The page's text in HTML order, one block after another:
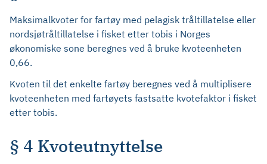
Maksimalkvoter for fartøy med pelagisk tråltillatelse eller
nordsjøtråltillatelse i fisket etter tobis i Norges
økonomiske sone beregnes ved å bruke kvoteenheten
0,66.
Kvoten til det enkelte fartøy beregnes ved å multiplisere
kvoteenheten med fartøyets fastsatte kvotefaktor i fisket
etter tobis.
§ 4 Kvoteutnyttelse